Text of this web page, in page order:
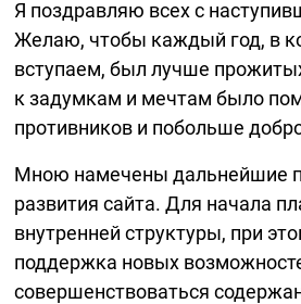
Я поздравляю всех с
Желаю, чтобы каждый год, в
вступаем, был лучше
к задумкам и мечтам было
противников и побольше
Мною намечены дальнейшие
развития сайта. Для начала
внутренней структуры, при
поддержка новых
совершенствоваться